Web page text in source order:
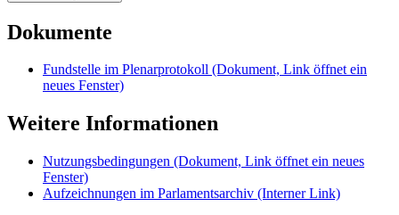
Dokumente
Fundstelle im Plenarprotokoll (Dokument, Link öffnet ein
neues Fenster)
Weitere Informationen
Nutzungsbedingungen (Dokument, Link öffnet ein neues
Fenster)
Aufzeichnungen im Parlamentsarchiv (Interner Link)